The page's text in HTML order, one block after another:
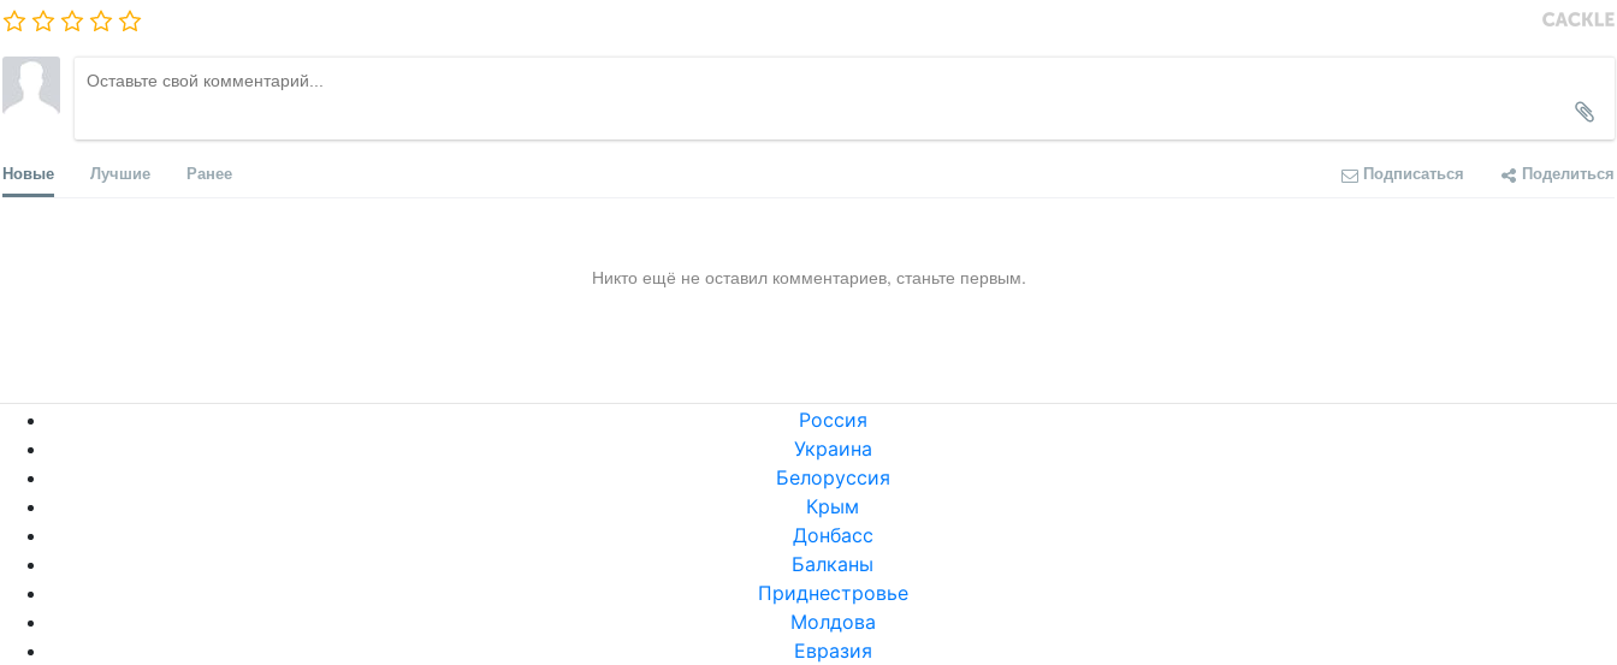
Новые Лучшие Ранее Подписаться Поделиться
Никто ещё не оставил комментариев, станьте первым.
Россия
Украина
Белоруссия
Крым
Донбасс
Балканы
Приднестровье
Молдова
Евразия